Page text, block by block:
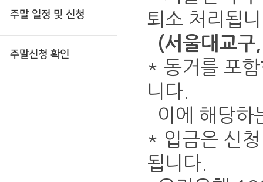
주말 일정 및 신청
주말신청 확인
퇴소 처리됩
(서울대교구
* 동거를 포
니다.
이에 해당하
* 입금은 신
됩니다.